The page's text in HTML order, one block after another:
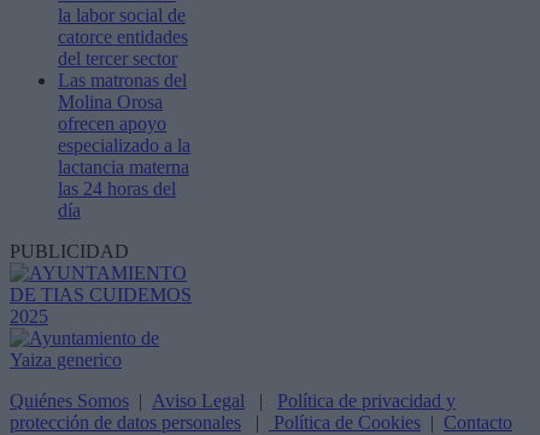
la labor social de
catorce entidades
del tercer sector
Las matronas del
Molina Orosa
ofrecen apoyo
especializado a la
lactancia materna
las 24 horas del
día
PUBLICIDAD
Quiénes Somos | Aviso Legal | Política de privacidad y
protección de datos personales | Política de Cookies | Contacto